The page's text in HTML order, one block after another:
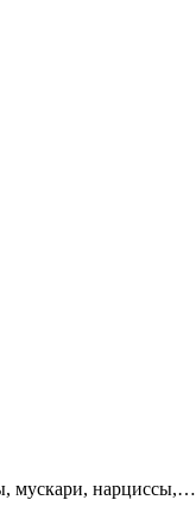
мускари, нарциссы,…